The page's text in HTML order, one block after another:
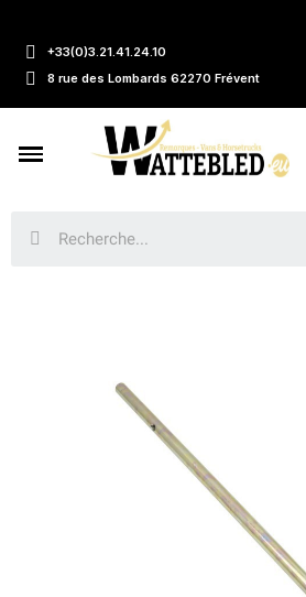
+33(0)3.21.41.24.10
8 rue des Lombards 62270 Frévent